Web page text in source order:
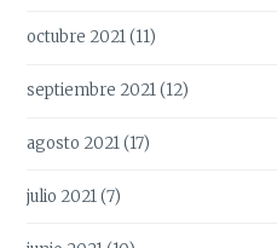
octubre 2021(11)
septiembre 2021(12)
agosto 2021(17)
julio 2021(7)